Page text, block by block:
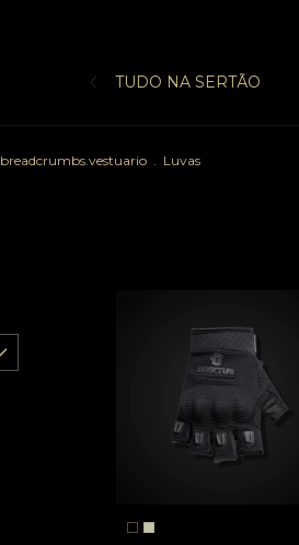
TUDO NA SERTÃO
breadcrumbs.vestuario Luvas